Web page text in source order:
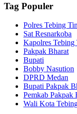
Tag Populer
Polres Tebing
Sat Resnarkoba
Kapolres Tebing
Pakpak Bharat
Bupati
Bobby Nasution
DPRD Medan
Bupati Pakpak
Pemkab Pakpak
Wali Kota